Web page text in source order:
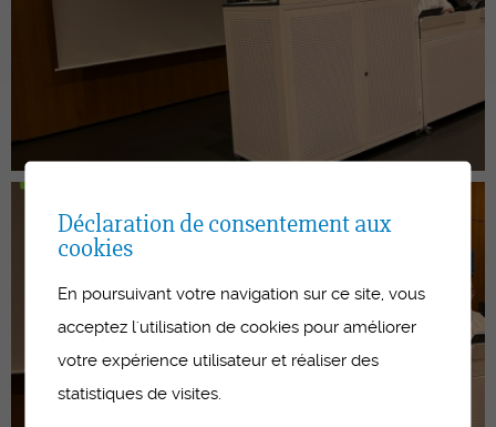
Déclaration de consentement aux
cookies
En poursuivant votre navigation sur ce site, vous
acceptez l'utilisation de cookies pour améliorer
votre expérience utilisateur et réaliser des
statistiques de visites.